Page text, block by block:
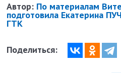
Автор: По материалам
подготовила Екатерина
ГТК
Поделиться: